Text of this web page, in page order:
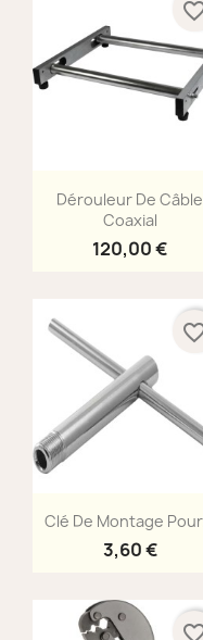
Aperçu rapide
Dérouleur De Câble
Coaxial
120,00 €
Aperçu rapide
Clé De Montage
3,60 €